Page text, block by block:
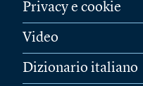
Privacy e cookie
Video
Dizionario italiano